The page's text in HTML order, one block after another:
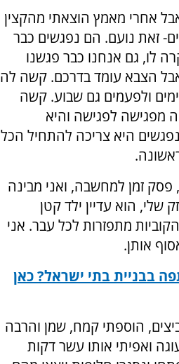
אחרי מאמץ הוצאתי מהקצין
זאת נועם. הם נפגשים כבר
לו, גם אנחנו כבר פגשנו
הצבא עומד בדרכם. קשה לה
ולפעמים גם שבוע. קשה
מפגישה לפגישה והיא
היא צריכה להתחיל הכל
זמן למחשבה, ואני מבינה
שלי, הוא עדיין ילד קטן
מתפזרות לכל עבר. אני
אותן.
בבניית בתי ישראל? כאן
הוספתי קמח, שמן והרבה
ואפיתי אותו עשר דקות